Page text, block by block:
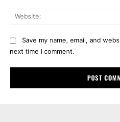
Save my name, email, and
next time I comment.